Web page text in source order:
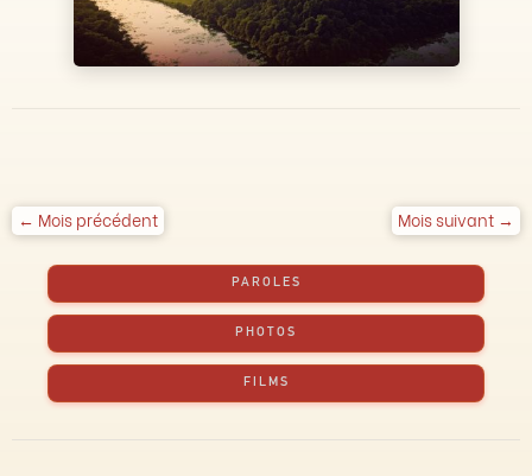
← Mois précédent Mois suivant →
PAROLES
PHOTOS
FILMS